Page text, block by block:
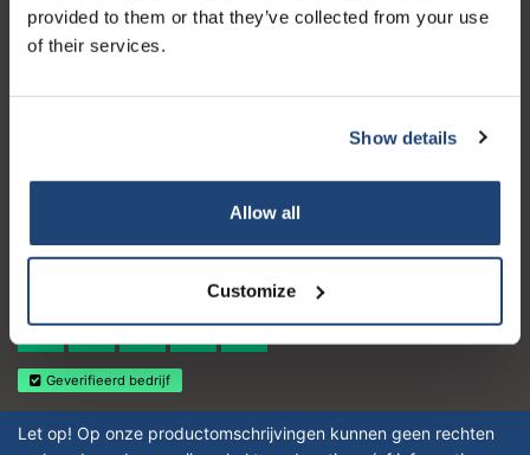
provided to them or that they’ve collected from your use
of their services.
Show details
Allow all
Customize
Mein Konto
Kontakt
Öffnungszeiten
Logo eigendom van TrustPilot
4.4
Geverifieerd bedrijf
Let op! Op onze productomschrijvingen kunnen geen rechten